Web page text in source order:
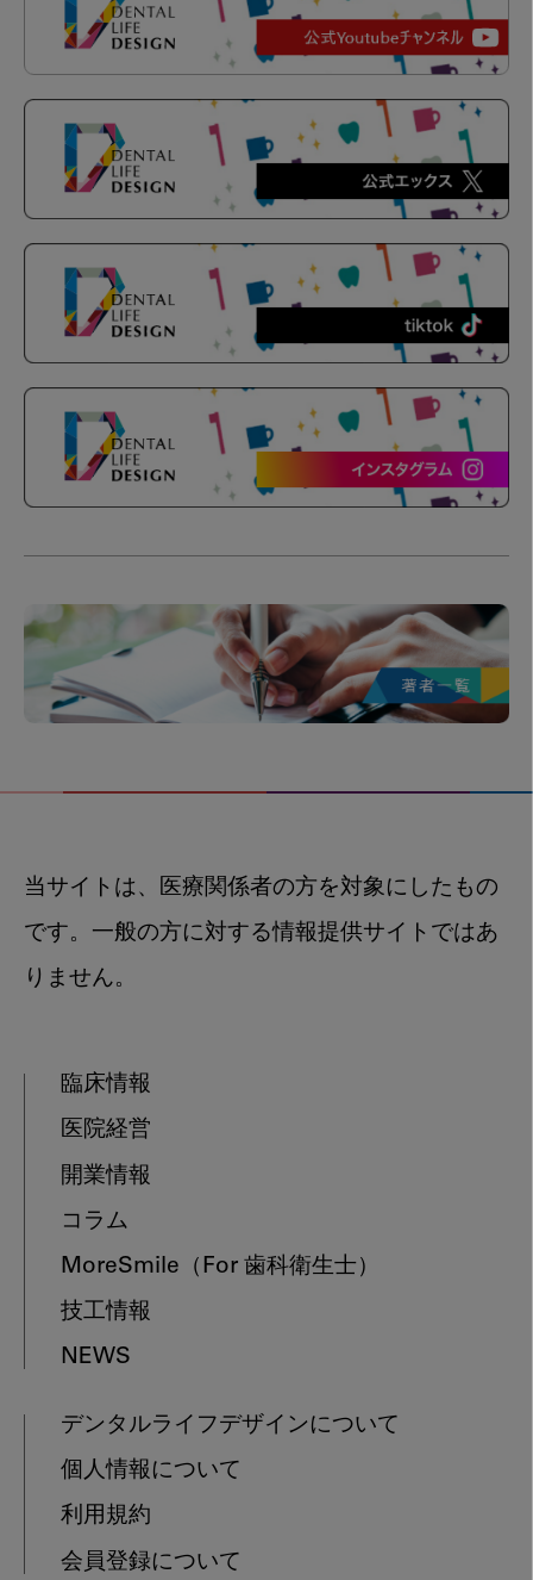
当サイトは、医療関係者の方を対象にしたもの
です。一般の方に対する情報提供サイトではあ
りません。
臨床情報
医院経営
開業情報
コラム
MoreSmile （For 歯科衛生士）
技工情報
NEWS
デンタルライフデザインについて
個人情報について
利用規約
会員登録について